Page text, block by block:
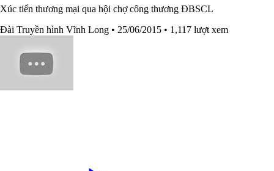
Xúc tiến thương mại qua hội chợ công thương ĐBSCL
Đài Truyền hình Vĩnh Long • 25/06/2015 • 1,117 lượt xem